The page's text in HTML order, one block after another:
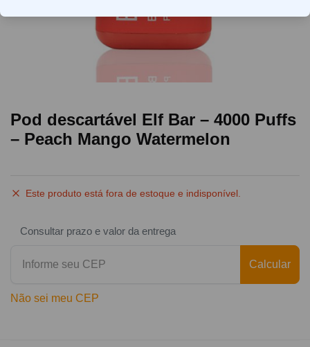
Pod descartável Elf Bar – 4000 Puffs
– Peach Mango Watermelon
Este produto está fora de estoque e indisponível.
Consultar prazo e valor da entrega
Calcular
Não sei meu CEP